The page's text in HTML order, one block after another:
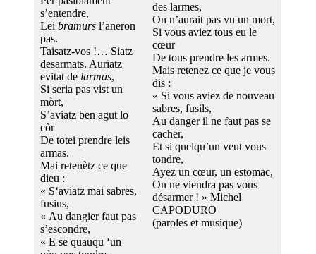
s’entendre,
Lei bramurs l’aneron
pas.
Taisatz-vos !… Siatz
desarmats. Auriatz
evitat de larmas,
Si seria pas vist un
mòrt,
S’aviatz ben agut lo
còr
De totei prendre leis
armas.
Mai retenètz ce que
dieu :
« S‘aviatz mai sabres,
fusius,
« Au dangier faut pas
s’escondre,
« E se quauqu ‘un
des larmes,
On n’aurait pas vu un mort,
Si vous aviez tous eu le
cœur
De tous prendre les armes.
Mais retenez ce que je vous
dis :
« Si vous aviez de nouveau
sabres, fusils,
Au danger il ne faut pas se
cacher,
Et si quelqu’un veut vous
tondre,
Ayez un cœur, un estomac,
On ne viendra pas vous
désarmer ! » Michel
CAPODURO
(paroles et musique)